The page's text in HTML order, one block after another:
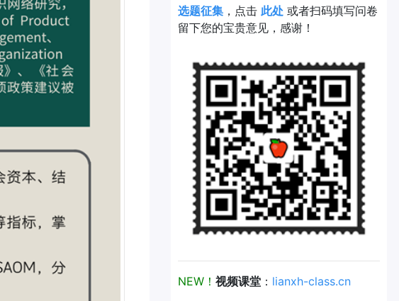
选题征集 ，点击 此处 或者扫码填写问卷
留下您的宝贵意见，感谢！
NEW！ 视频课堂 ： lianxh-class.cn